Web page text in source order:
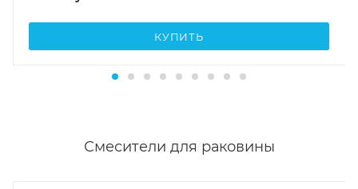
КУПИТЬ
Смесители для раковины